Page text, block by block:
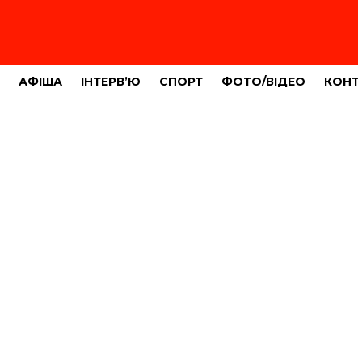
АФІША ІНТЕРВ’Ю СПОРТ ФОТО/ВІДЕО